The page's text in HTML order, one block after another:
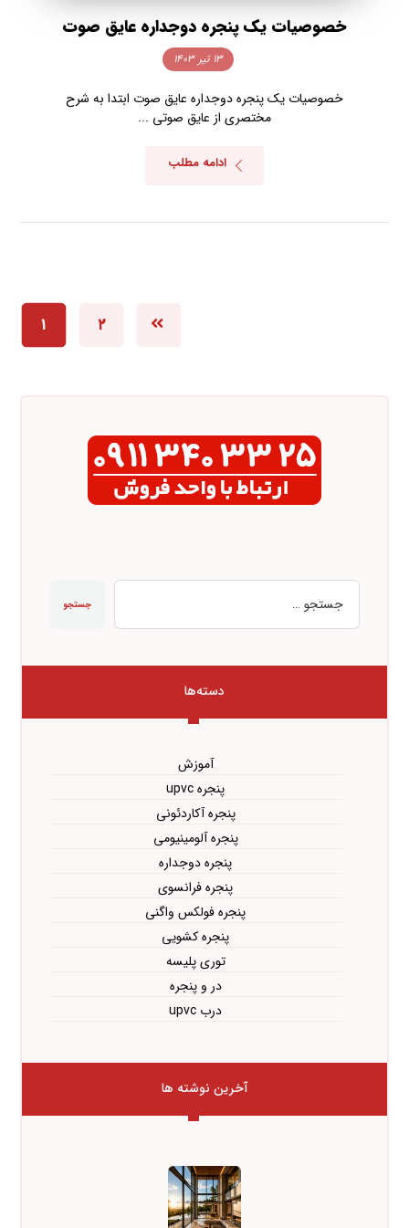
خصوصیات یک پنجره دوجداره عایق صوت
۱۳ تیر ۱۴۰۳
خصوصیات یک پنجره دوجداره عایق صوت ابتدا به شرح
مختصری از عایق صوتی ...
ادامه مطلب
۱ ۲
جستجو
دسته‌ها
آموزش
پنجره upvc
پنجره آکاردئونی
پنجره آلومینیومی
پنجره دوجداره
پنجره فرانسوی
پنجره فولکس واگنی
پنجره کشویی
توری پلیسه
در و پنجره
درب upvc
آخرین نوشته ها